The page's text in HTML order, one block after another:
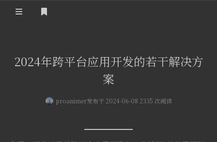
可能有用的工具
Proanimer导航
个人博客
2024年跨平台应用开发的若干解决方
案
proanimer发布于 2024-06-08 2335 次阅读